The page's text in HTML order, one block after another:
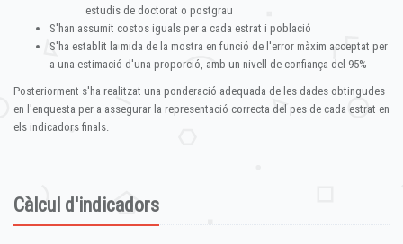
estudis de doctorat o postgrau
S'han assumit costos iguals per a cada estrat i població
S'ha establit la mida de la mostra en funció de l'error màxim acceptat per
a una estimació d'una proporció, amb un nivell de confiança del 95%
Posteriorment s'ha realitzat una ponderació adequada de les dades obtingudes
en l'enquesta per a assegurar la representació correcta del pes de cada estrat en
els indicadors finals.
Càlcul d'indicadors